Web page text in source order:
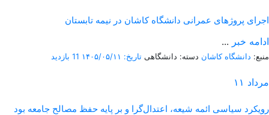
اجرای پروژهای عمرانی دانشگاه کاشان در نیمه تابستان
... ادامه خبر
منبع: دانشگاه کاشان دسته: دانشگاهی تاریخ: ۱۴۰۵/۰۵/۱۱ 11 بازدید
۱۱ مرداد
رویکرد سیاسی ائمه شیعه، اعتدال‌گرا و بر پایه حفظ مصالح جامعه بود